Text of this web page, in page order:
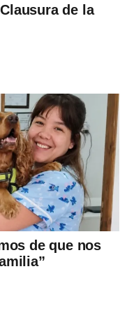
de la
de que nos